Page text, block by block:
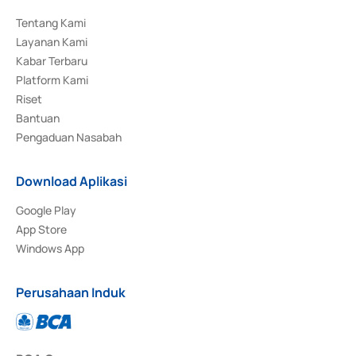
Tentang Kami
Layanan Kami
Kabar Terbaru
Platform Kami
Riset
Bantuan
Pengaduan Nasabah
Download Aplikasi
Google Play
App Store
Windows App
Perusahaan Induk